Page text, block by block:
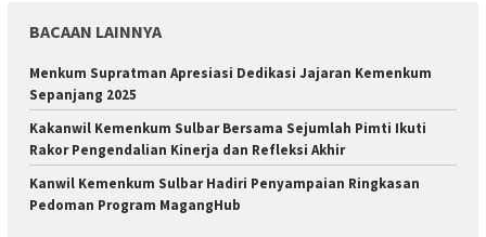
BACAAN LAINNYA
Menkum Supratman Apresiasi Dedikasi Jajaran Kemenkum
Sepanjang 2025
Kakanwil Kemenkum Sulbar Bersama Sejumlah Pimti Ikuti
Rakor Pengendalian Kinerja dan Refleksi Akhir
Kanwil Kemenkum Sulbar Hadiri Penyampaian Ringkasan
Pedoman Program MagangHub